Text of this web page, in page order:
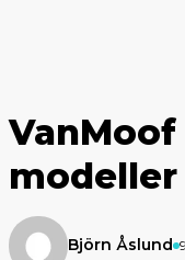
modeller
Björn Åslund